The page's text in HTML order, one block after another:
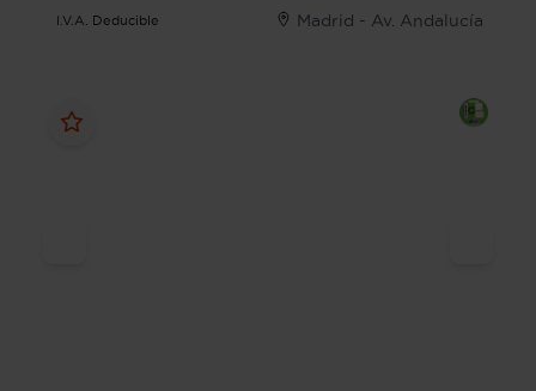
I.V.A. Deducible Madrid - Av. Andalucía